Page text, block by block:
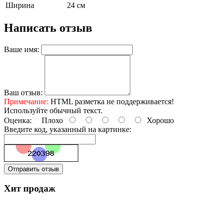
Ширина
24 см
Написать отзыв
Ваше имя:
Ваш отзыв:
Примечание: HTML разметка не поддерживается!
Используйте обычный текст.
Оценка: Плохо
Хорошо
Введите код, указанный на картинке:
Отправить отзыв
Хит продаж